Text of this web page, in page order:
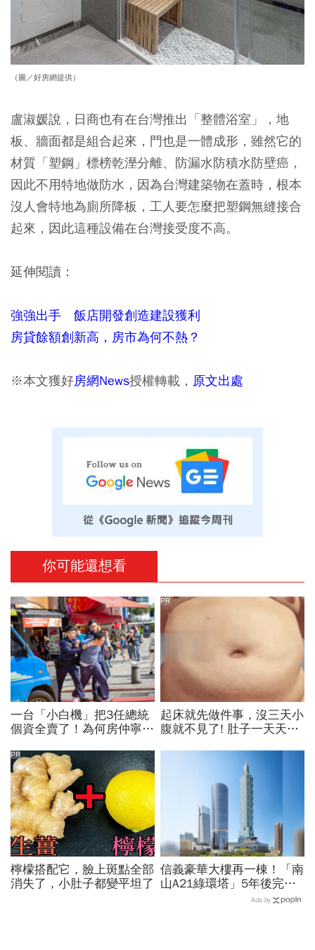
（圖／好房網提供）
盧淑媛說，日商也有在台灣推出「整體浴室」，地
板、牆面都是組合起來，門也是一體成形，雖然它的
材質「塑鋼」標榜乾溼分離、防漏水防積水防壁癌，
因此不用特地做防水，因為台灣建築物在蓋時，根本
沒人會特地為廁所降板，工人要怎麼把塑鋼無縫接合
起來，因此這種設備在台灣接受度不高。
延伸閱讀：
強強出手 飯店開發創造建設獲利
房貸餘額創新高，房市為何不熱？
※本文獲好房網News授權轉載， 原文出處
你可能還想看
一台「小白機」把3任總統
個資全賣了！為何房仲寧願
家曝名單：看你是不是A貨
起床就先做件事，沒三天小
腹就不見了! 肚子一天天變
PR
檸檬搭配它，臉上斑點全部
消失了，小肚子都變平坦了
PR
信義豪華大樓再一棟！「南
山A21綠環塔」5年後完
工 絕美玻璃帷幕曝光「像
Ads by